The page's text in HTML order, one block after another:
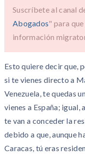
Suscríbete al canal
Abogados" para
información
Esto quiere decir que,
si te vienes directo a
Venezuela, te quedas
vienes a España; igual,
te van a conceder la
debido a que, aunque
Caracas, tú eras